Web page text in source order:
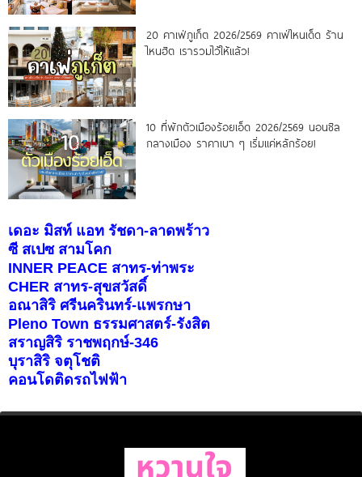
20 คาเฟ่ภูเก็ต 2026/2569 คาเฟ่ไหนเด็ด ร้าน
ไหนฮิต เรารวมไว้ให้แล้ว!
10 ที่พักตัวเมืองร้อยเอ็ด 2026/2569 นอนชิล
กลางเมือง ราคาเบา ๆ เริ่มแค่หลักร้อย!
เดอะ มิสท์ แอท รัชดา-ลาดพร้าว
ซี สเปซ สามโคก
INNER PEACE สาทร-ท่าพระ
CHER สาทร-สุขสวัสดิ์
อณาสิริ ศรีนครินทร์-แพรกษา
Pleno Town ธรรมศาสตร์-รังสิต
สราญสิริ ราชพฤกษ์-346
บุราสิริ จตุโชติ
คอนโดติดรถไฟฟ้า